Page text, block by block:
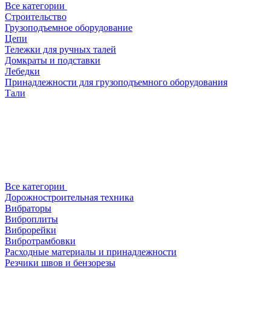
Все категории
Строительство
Грузоподъемное оборудование
Цепи
Тележки для ручных талей
Домкраты и подставки
Лебедки
Принадлежности для грузоподъемного оборудования
Тали
Все категории
Дорожностроительная техника
Вибраторы
Виброплиты
Виброрейки
Вибротрамбовки
Расходные материалы и принадлежности
Резчики швов и бензорезы